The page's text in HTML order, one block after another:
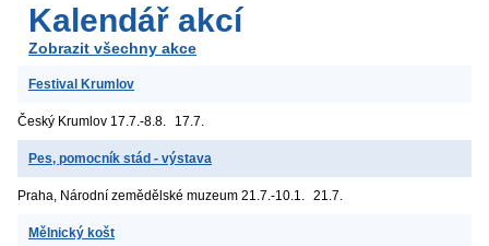
Kalendář akcí
Zobrazit všechny akce
Festival Krumlov
Český Krumlov 17.7.-8.8. 17.7.
Pes, pomocník stád - výstava
Praha, Národní zemědělské muzeum 21.7.-10.1. 21.7.
Mělnický košt